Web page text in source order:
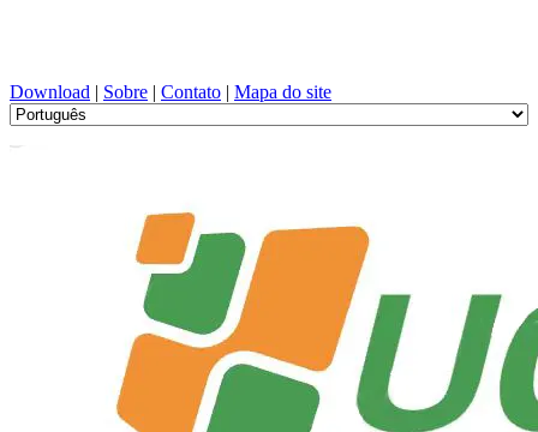
Download | Sobre | Contato | Mapa do site